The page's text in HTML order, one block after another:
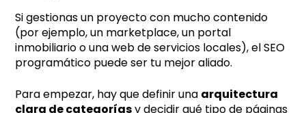
Si gestionas un proyecto con mucho contenido
(por ejemplo, un marketplace, un portal
inmobiliario o una web de servicios locales), el SEO
programático puede ser tu mejor aliado.
Para empezar, hay que definir una arquitectura
clara de categoríasy decidir qué tipo de páginas